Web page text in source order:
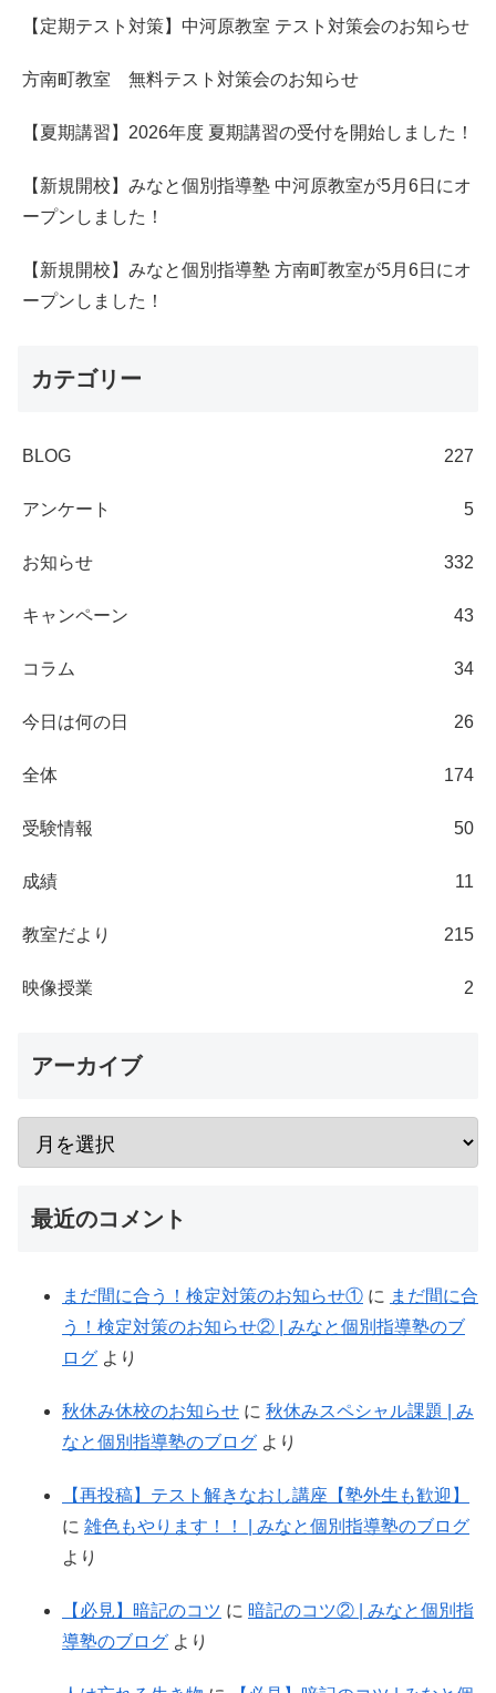
【定期テスト対策】中河原教室 テスト対策会のお知らせ
方南町教室 無料テスト対策会のお知らせ
【夏期講習】2026年度 夏期講習の受付を開始しました！
【新規開校】みなと個別指導塾 中河原教室が5月6日にオ
ープンしました！
【新規開校】みなと個別指導塾 方南町教室が5月6日にオ
ープンしました！
カテゴリー
BLOG 227
アンケート 5
お知らせ 332
キャンペーン 43
コラム 34
今日は何の日 26
全体 174
受験情報 50
成績 11
教室だより 215
映像授業 2
アーカイブ
最近のコメント
まだ間に合う！検定対策のお知らせ① に まだ間に合
う！検定対策のお知らせ② | みなと個別指導塾のブ
ログ より
秋休み休校のお知らせ に 秋休みスペシャル課題 | み
なと個別指導塾のブログ より
【再投稿】テスト解きなおし講座【塾外生も歓迎】
に 雑色もやります！！ | みなと個別指導塾のブログ
より
【必見】暗記のコツ に 暗記のコツ② | みなと個別指
導塾のブログ より